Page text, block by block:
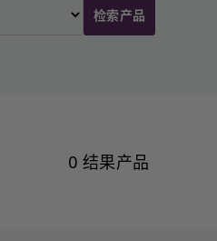
检索产品
0 结果产品